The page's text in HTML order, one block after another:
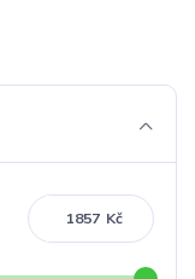
Kč